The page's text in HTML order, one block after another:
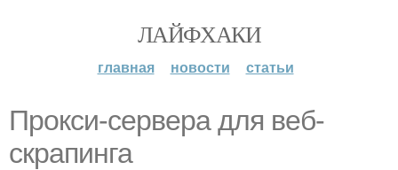
ЛАЙФХАКИ
главная новости статьи
Прокси-сервера для веб-
скрапинга